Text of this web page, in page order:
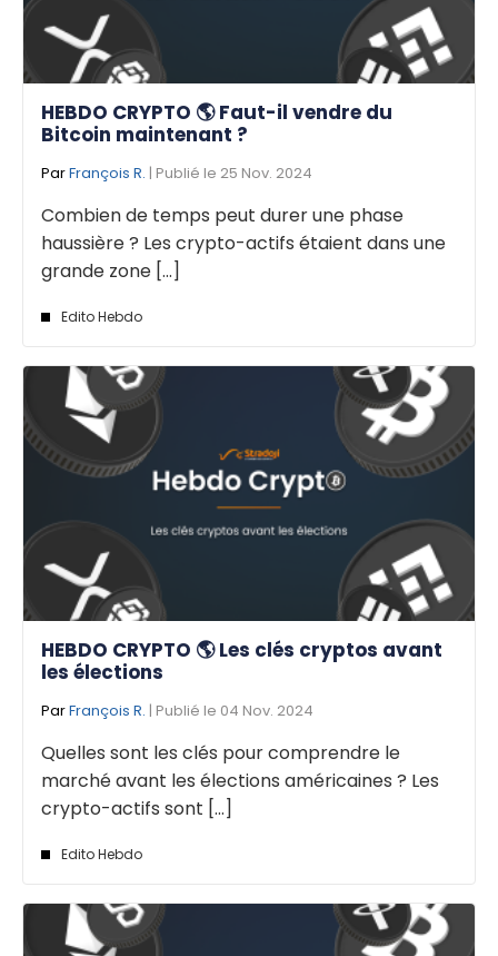
HEBDO CRYPTO 🌎 Faut-il vendre du
Bitcoin maintenant ?
ParFrançois R. | Publié le 25 Nov. 2024
Combien de temps peut durer une phase
haussière ? Les crypto-actifs étaient dans une
grande zone [...]
Edito Hebdo
HEBDO CRYPTO 🌎 Les clés cryptos avant
les élections
ParFrançois R. | Publié le 04 Nov. 2024
Quelles sont les clés pour comprendre le
marché avant les élections américaines ? Les
crypto-actifs sont [...]
Edito Hebdo